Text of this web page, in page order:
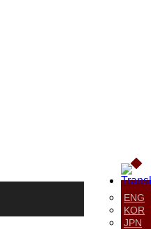
ENG
KOR
JPN